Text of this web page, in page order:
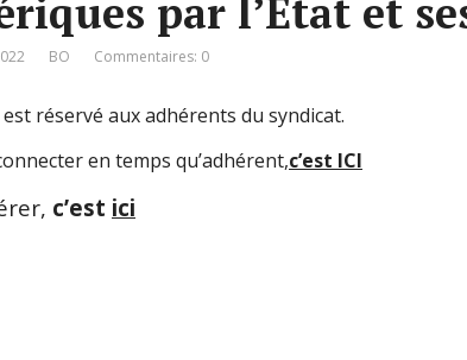
par l’État et
BO Commentaires: 0
réservé aux adhérents du syndicat.
en temps qu’adhérent,c’est ICI
c’est ici